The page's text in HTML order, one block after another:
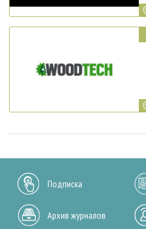
Подписка
Архив журналов